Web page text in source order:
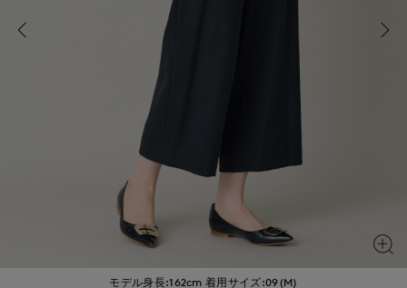
モデル身長:162cm 着用サイズ:09(M)